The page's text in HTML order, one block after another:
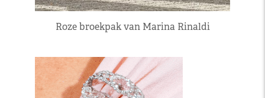
Roze broekpak van Marina Rinaldi